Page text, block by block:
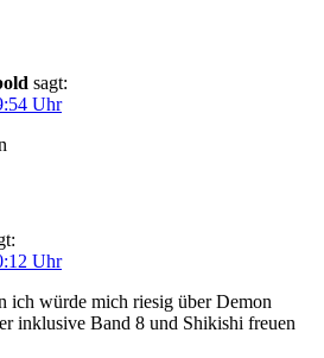
sagt:
Uhr
Uhr
ich würde mich riesig über Demon
inklusive Band 8 und Shikishi freuen